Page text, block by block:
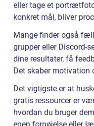
eller tage et
konkret mål, bliver
Mange finder også
grupper eller Discord-
dine resultater, få
Det skaber motivation
Det vigtigste er at
gratis ressourcer er
hvordan du bruger